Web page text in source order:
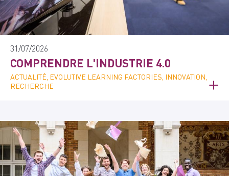
31/07/2026
COMPRENDRE L'INDUSTRIE 4.0
ACTUALITÉ, EVOLUTIVE LEARNING FACTORIES, INNOVATION,
RECHERCHE